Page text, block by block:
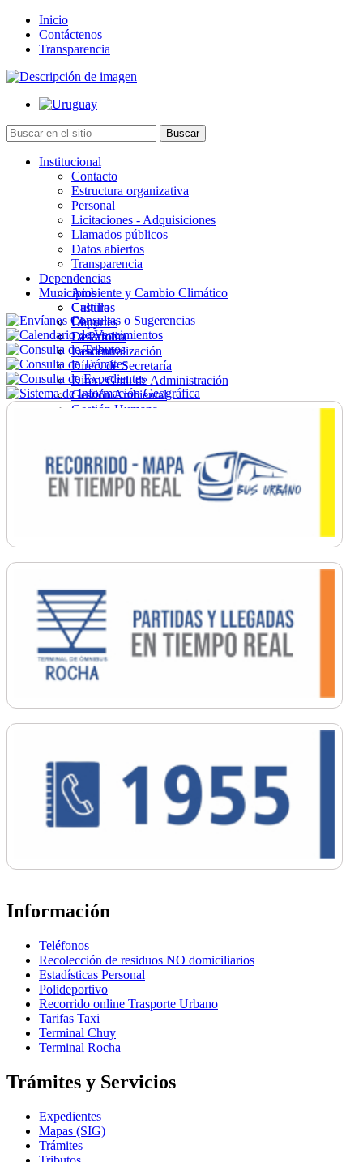
Inicio
Contáctenos
Transparencia
Institucional
Contacto
Estructura organizativa
Personal
Licitaciones - Adquisiciones
Llamados públicos
Datos abiertos
Transparencia
Dependencias
Ambiente y Cambio Climático
Cultura
Deportes
Desarrollo
Descentralización
Direc. de Secretaría
Direc. Gral. de Administración
Gestión Ambiental
Gestión Humana
Ordenamiento
Promoción Social
Salud
Secretaría General
Municipios
Castillos
Chuy
La Paloma
Lascano
Información
Teléfonos
Recolección de residuos NO domiciliarios
Estadísticas Personal
Polideportivo
Recorrido online Trasporte Urbano
Tarifas Taxi
Terminal Chuy
Terminal Rocha
Trámites y Servicios
Expedientes
Mapas (SIG)
Trámites